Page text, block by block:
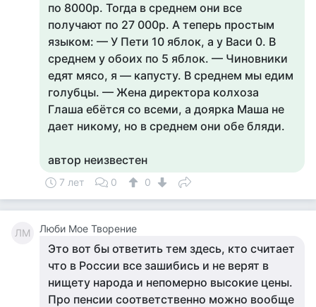
по 8000р. Тогда в среднем они все
получают по 27 000р. А теперь простым
языком: — У Пети 10 яблок, а у Васи 0. В
среднем у обоих по 5 яблок. — Чиновники
едят мясо, я — капусту. В среднем мы едим
голубцы. — Жена директора колхоза
Глаша ебётся со всеми, а доярка Маша не
дает никому, но в среднем они обе бляди.
автор неизвестен
7 лет 0 0
ЛМ Люби Мое Творение
Это вот бы ответить тем здесь, кто считает
что в России все зашибись и не верят в
нищету народа и непомерно высокие цены.
Про пенсии соответственно можно вообще